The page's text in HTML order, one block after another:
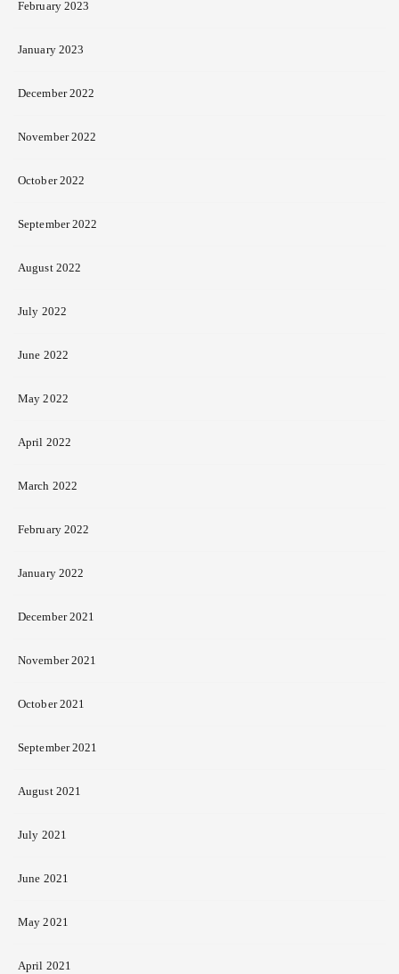
February 2023
January 2023
December 2022
November 2022
October 2022
September 2022
August 2022
July 2022
June 2022
May 2022
April 2022
March 2022
February 2022
January 2022
December 2021
November 2021
October 2021
September 2021
August 2021
July 2021
June 2021
May 2021
April 2021